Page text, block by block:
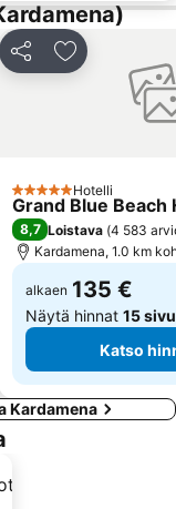
Jaa Lisää
5 Tähtiluokitus
Hotelli
Grand Blue Beach
8,7 Loistava (4 583
Kardamena, 1.0 km
alkaen 135 €
Näytä hinnat 15
Katso
Kardamena